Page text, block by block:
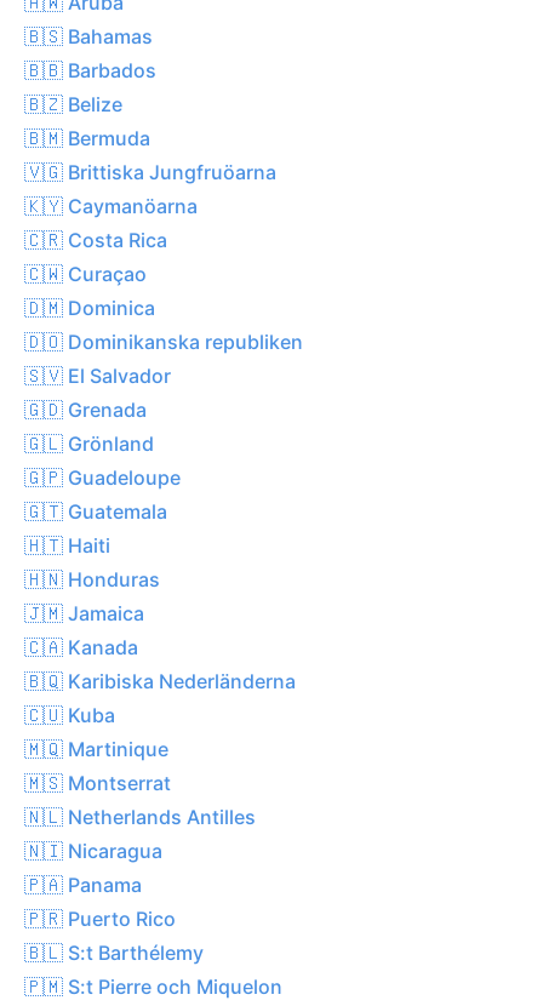
🇧🇸 Bahamas
🇧🇧 Barbados
🇧🇿 Belize
🇧🇲 Bermuda
🇻🇬 Brittiska Jungfruöarna
🇰🇾 Caymanöarna
🇨🇷 Costa Rica
🇨🇼 Curaçao
🇩🇲 Dominica
🇩🇴 Dominikanska republiken
🇸🇻 El Salvador
🇬🇩 Grenada
🇬🇱 Grönland
🇬🇵 Guadeloupe
🇬🇹 Guatemala
🇭🇹 Haiti
🇭🇳 Honduras
🇯🇲 Jamaica
🇨🇦 Kanada
🇧🇶 Karibiska Nederländerna
🇨🇺 Kuba
🇲🇶 Martinique
🇲🇸 Montserrat
🇳🇱 Netherlands Antilles
🇳🇮 Nicaragua
🇵🇦 Panama
🇵🇷 Puerto Rico
🇧🇱 S:t Barthélemy
🇵🇲 S:t Pierre och Miquelon